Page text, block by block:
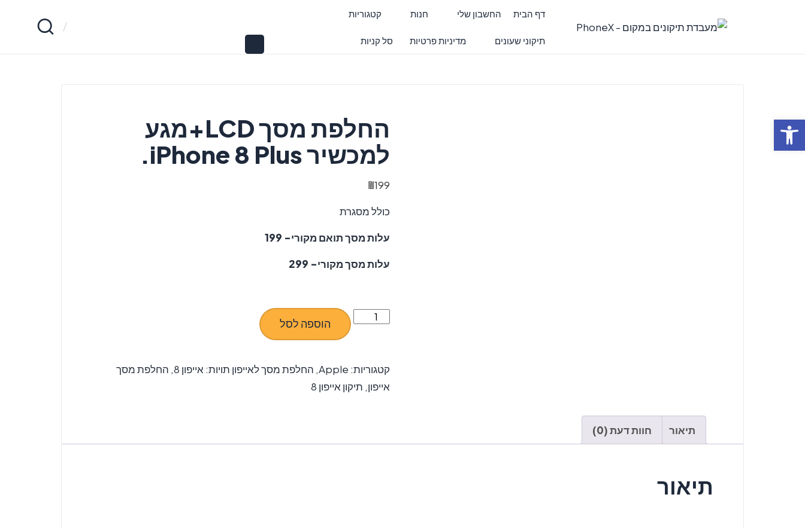
דף הבית החשבון שלי חנות קטגוריות
תיקוני שעונים מדיניות פרטיות סל קניות
החלפת מסך LCD+מגע
למכשיר iPhone 8 Plus.
₪199
כולל מסגרת
עלות מסך תואם מקורי- 199
עלות מסך מקורי- 299
כמות
מסך
LCD+מגע
הוספה לסל
קטגוריות: Apple
, החלפת מסך לאייפון תויות: אייפון 8 , החלפת מסך
אייפון, תיקון אייפון 8
תיאור חוות דעת (0)
תיאור
פתח סרגל נגישות